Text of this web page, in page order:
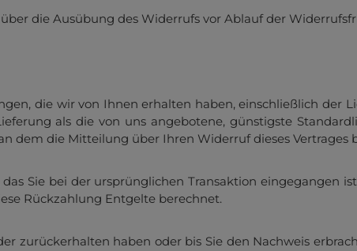
die Ausübung des Widerrufs vor Ablauf der
die wir von Ihnen erhalten haben, einschließlich der
als die von uns angebotene, günstigste
dem die Mitteilung über Ihren Widerruf dieses Vertrages
Sie bei der ursprünglichen Transaktion eingegangen
Rückzahlung Entgelte berechnet.
zurückerhalten haben oder bis Sie den Nachweis